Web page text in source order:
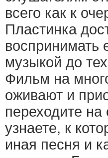
всего как к
Пластинка
воспринимать
музыкой до
Фильм на
оживают и
переходите
узнаете, к
иная песня и